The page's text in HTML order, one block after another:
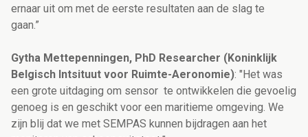
ernaar uit om met de eerste resultaten aan de slag te
gaan.”
Gytha Mettepenningen, PhD Researcher (Koninklijk
Belgisch Intsituut voor Ruimte-Aeronomie): "Het was
een grote uitdaging om sensor te ontwikkelen die gevoelig
genoeg is en geschikt voor een maritieme omgeving. We
zijn blij dat we met SEMPAS kunnen bijdragen aan het